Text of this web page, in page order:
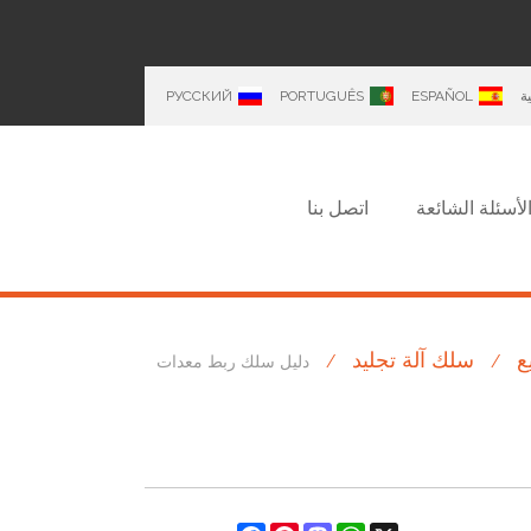
ESPAÑOL
PORTUGUÊS
РУССКИЙ
الأسئلة الشائعة اتصل بنا
/ سلك آلة تجليد / دليل سلك ربط معدات